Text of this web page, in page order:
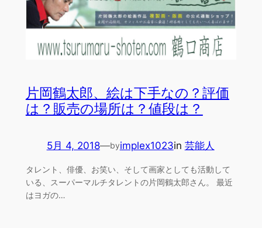
片岡鶴太郎、絵は下手なの？評価
は？販売の場所は？値段は？
5月 4, 2018—byimplex1023in 芸能人
タレント、俳優、お笑い、そして画家としても活動して
いる、スーパーマルチタレントの片岡鶴太郎さん。 最近
はヨガの…